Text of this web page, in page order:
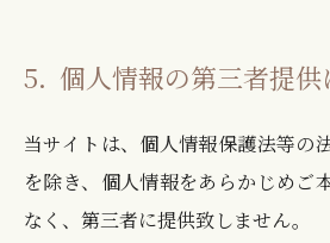
5．個人情報の第三者提供
当サイトは、個人情報保護法等の
を除き、個人情報をあらかじめご
なく、第三者に提供致しません。